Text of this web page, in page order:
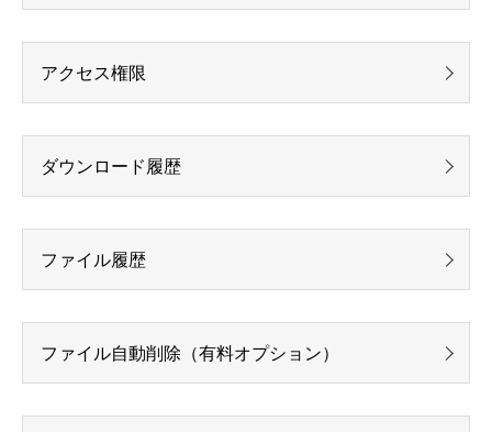
アクセス権限
ダウンロード履歴
ファイル履歴
ファイル自動削除（有料オプション）